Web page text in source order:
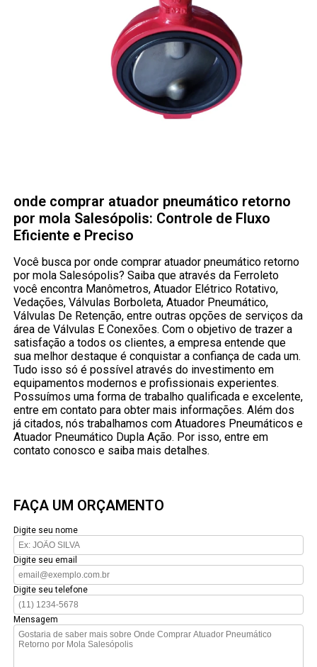
onde comprar atuador pneumático retorno
por mola Salesópolis: Controle de Fluxo
Eficiente e Preciso
Você busca por onde comprar atuador pneumático retorno
por mola Salesópolis? Saiba que através da Ferroleto
você encontra Manômetros, Atuador Elétrico Rotativo,
Vedações, Válvulas Borboleta, Atuador Pneumático,
Válvulas De Retenção, entre outras opções de serviços da
área de Válvulas E Conexões. Com o objetivo de trazer a
satisfação a todos os clientes, a empresa entende que
sua melhor destaque é conquistar a confiança de cada um.
Tudo isso só é possível através do investimento em
equipamentos modernos e profissionais experientes.
Possuímos uma forma de trabalho qualificada e excelente,
entre em contato para obter mais informações. Além dos
já citados, nós trabalhamos com Atuadores Pneumáticos e
Atuador Pneumático Dupla Ação. Por isso, entre em
contato conosco e saiba mais detalhes.
FAÇA UM ORÇAMENTO
Digite seu nome
Digite seu email
Digite seu telefone
Mensagem